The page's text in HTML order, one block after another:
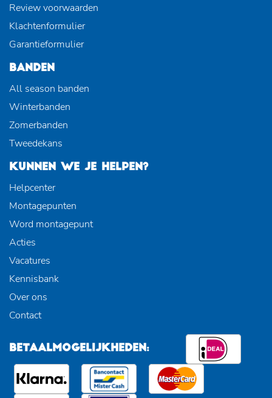
Review voorwaarden
Klachtenformulier
Garantieformulier
BANDEN
All season banden
Winterbanden
Zomerbanden
Tweedekans
KUNNEN WE JE HELPEN?
Helpcenter
Montagepunten
Word montagepunt
Acties
Vacatures
Kennisbank
Over ons
Contact
BETAALMOGELIJKHEDEN: